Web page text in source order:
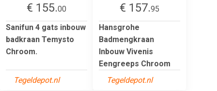
€ 155.00
Sanifun 4 gats inbouw
badkraan Temysto
Chroom.
Tegeldepot.nl
€ 157.95
Hansgrohe
Badmengkraan
Inbouw Vivenis
Eengreeps Chroom
Tegeldepot.nl